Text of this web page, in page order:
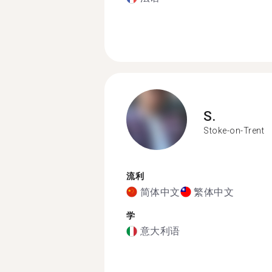
S.
Stoke-on-Trent
流利
简体中文 繁体中文
学
意大利语